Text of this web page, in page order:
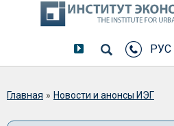
РУС
Вы здесь
Главная » Новости и анонсы ИЭГ